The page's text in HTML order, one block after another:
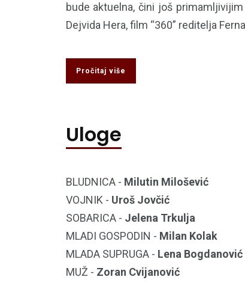
bude aktuelna, čini još
Dejvida Hera, film “360” reditelja
Pročitaj više
Uloge
BLUDNICA - Milutin Milošević
VOJNIK - Uroš Jovčić
SOBARICA - Jelena Trkulja
MLADI GOSPODIN - Milan Kolak
MLADA SUPRUGA - Lena Bogdanović
MUŽ - Zoran Cvijanović